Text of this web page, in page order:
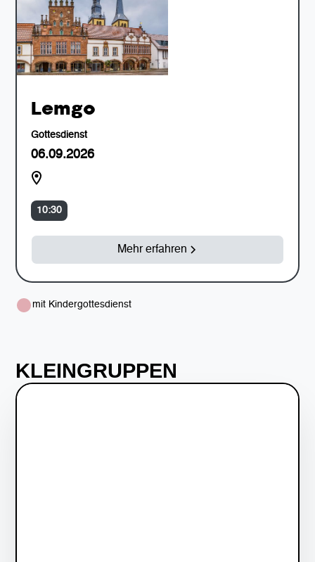
Lemgo
Gottesdienst
06.09.2026
10:30
Mehr erfahren
mit Kindergottesdienst
KLEINGRUPPEN